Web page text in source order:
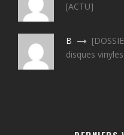
[ACTU]
B
disques vinyles